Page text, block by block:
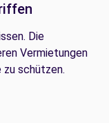
Die
Vermietungen
schützen.